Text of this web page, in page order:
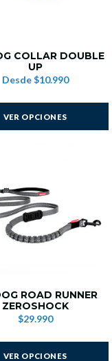
COLLAR DOUBLE
UP
Desde$10.990
VER OPCIONES
ROAD RUNNER
ZEROSHOCK
$29.990
VER OPCIONES